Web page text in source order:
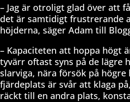
– Jag är otroligt glad över att
det är samtidigt frustrerande
höjderna, säger Adam till
– Kapaciteten att hoppa högt
tyvärr oftast syns på de lägre
slarviga, nära försök på högre
fjärdeplats är svår att klaga
räckt till en andra plats,